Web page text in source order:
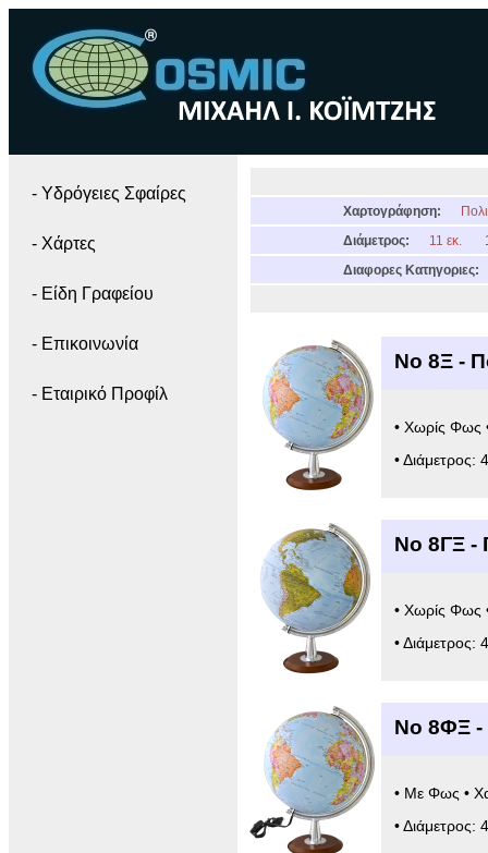
- Yδρόγειες Σφαίρες
- Χάρτες
- Είδη Γραφείου
- Επικοινωνία
- Εταιρικό Προφίλ
Χαρτογράφηση:
Διάμετρος:
11 εκ.
Διαφορες Κατηγοριες:
Νο 8Ξ -
• Χωρίς Φως
•
Νο 8ΓΞ -
• Χωρίς Φως
•
Νο 8ΦΞ -
• Με Φως •
•